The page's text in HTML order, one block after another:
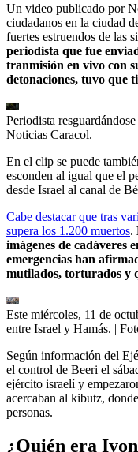
Un video publicado por
ciudadanos en la ciudad
fuertes estruendos de las
periodista que fue
tranmisión en vivo con
detonaciones, tuvo que
Periodista
Noticias Caracol.
En el clip se puede
esconden al igual que el
desde Israel al canal de
Cabe destacar que tras
supera los 1.200 muertos.
imágenes de cadáveres
emergencias han
mutilados, torturados y
Este miércoles, 11 de
entre Israel y Hamás. |
Según información del
el control de Beeri el
ejército israelí y
acercaban al kibutz,
personas.
¿Quién era